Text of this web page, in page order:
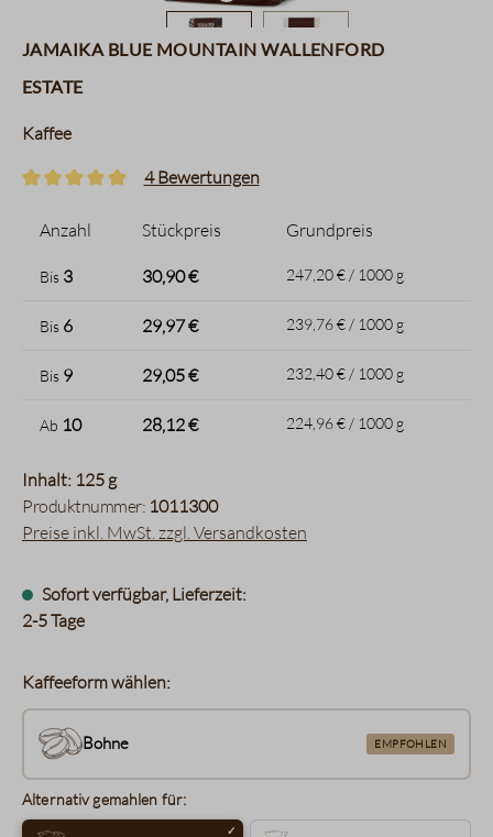
Jamaika Blue Mountain Wallenford
Estate
Kaffee
4 Bewertungen
Anzahl Stückpreis Grundpreis
Bis 3 30,90 € 247,20 € / 1000 g
Bis 6 29,97 € 239,76 € / 1000 g
Bis 9 29,05 € 232,40 € / 1000 g
Ab 10 28,12 € 224,96 € / 1000 g
Inhalt: 125 g
Produktnummer: 1011300
Preise inkl. MwSt. zzgl. Versandkosten
Sofort verfügbar, Lieferzeit:
2-5 Tage
Kaffeeform wählen:
Bohne EMPFOHLEN
Alternativ gemahlen für: